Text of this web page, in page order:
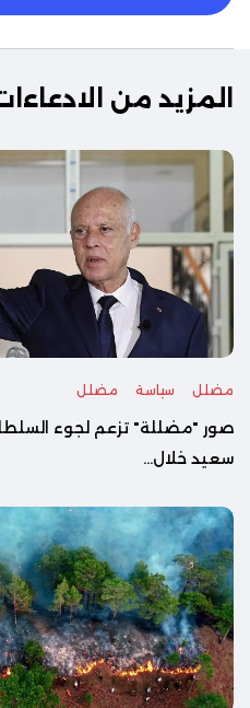
المزيد من
مضلل سياسة مضلل
صور "مضللة" تزعم لجوء
سعيد خلال...